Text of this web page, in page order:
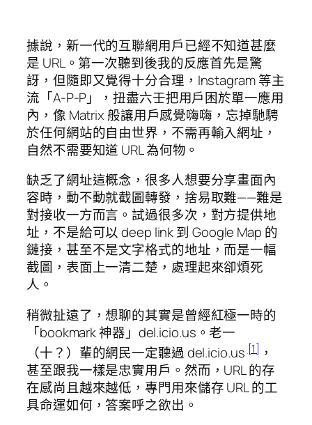
據說，新一代的互聯網用戶已經不知道甚麼
是 URL。第一次聽到後我的反應首先是驚
訝，但隨即又覺得十分合理，Instagram 等主
流「A-P-P」，扭盡六壬把用戶困於單一應用
內，像 Matrix 般讓用戶感覺嗨嗨，忘掉馳騁
於任何網站的自由世界，不需再輸入網址，
自然不需要知道 URL 為何物。
缺乏了網址這概念，很多人想要分享畫面內
容時，動不動就截圖轉發，捨易取難——難是
對接收一方而言。試過很多次，對方提供地
址，不是給可以 deep link 到 Google Map 的
鏈接，甚至不是文字格式的地址，而是一幅
截圖，表面上一清二楚，處理起來卻煩死
人。
稍微扯遠了，想聊的其實是曾經紅極一時的
「bookmark 神器」del.icio.us。老一
（十？）輩的網民一定聽過 del.icio.us[1]，
甚至跟我一樣是忠實用戶。然而，URL 的存
在感尚且越來越低，專門用來儲存 URL 的工
具命運如何，答案呼之欲出。